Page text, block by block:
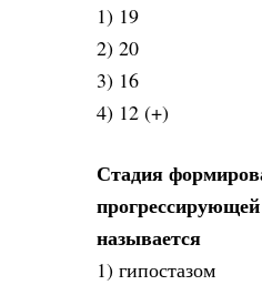
1) 19
2) 20
3) 16
4) 12 (+)
Стадия
называется
1) гипостазом